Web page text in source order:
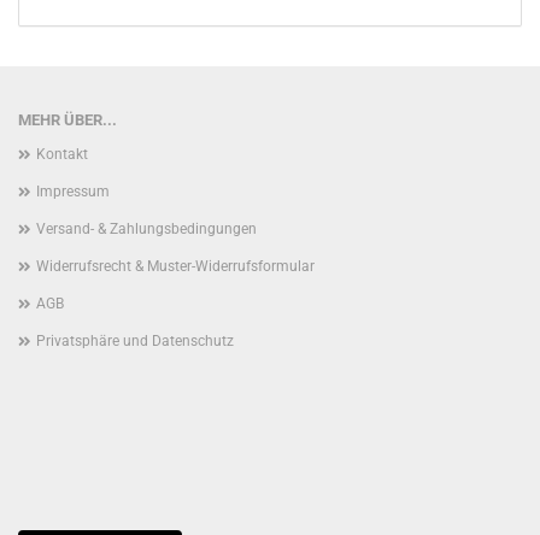
MEHR ÜBER...
Kontakt
Impressum
Versand- & Zahlungsbedingungen
Widerrufsrecht & Muster-Widerrufsformular
AGB
Privatsphäre und Datenschutz